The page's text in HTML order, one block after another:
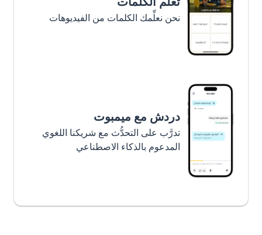
نحن نعلِّمك الكلمات من الفيديوهات
دردش مع ميمبوت
تدرَّب على التحدُّث مع شريكنا اللغوي
المدعوم بالذكاء الاصطناعي